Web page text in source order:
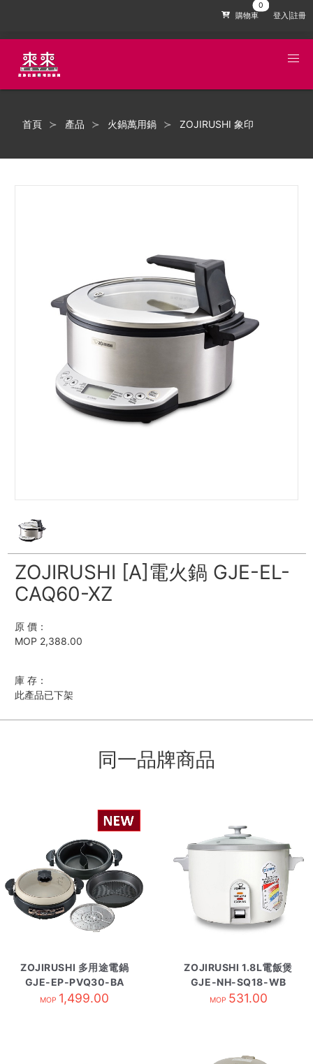
購物車 登入|註冊
首頁 產品 火鍋萬用鍋 ZOJIRUSHI 象印
ZOJIRUSHI [A]電火鍋 GJE-EL-
CAQ60-XZ
原 價：
MOP 2,388.00
庫 存：
此產品已下架
同一品牌商品
ZOJIRUSHI 多用途電鍋
GJE-EP-PVQ30-BA
MOP 1,499.00
ZOJIRUSHI 1.8L電飯煲
GJE-NH-SQ18-WB
MOP 531.00